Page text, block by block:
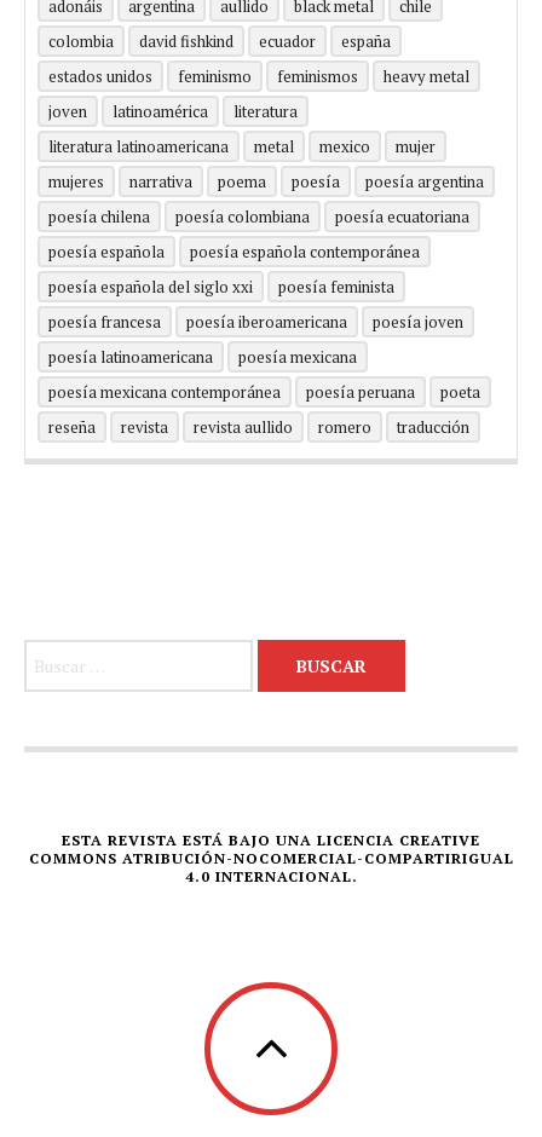
adonáis argentina aullido black metal
chile
colombia
david fishkind ecuador
españa
estados unidos
feminismo feminismos
heavy metal
joven
latinoamérica
literatura
literatura latinoamericana
metal mexico
mujer
mujeres
narrativa poema poesía
poesía argentina
poesía chilena
poesía colombiana
poesía ecuatoriana
poesía española
poesía española contemporánea
poesía española del siglo xxi
poesía feminista
poesía francesa
poesía iberoamericana
poesía joven
poesía latinoamericana
poesía mexicana
poesía mexicana contemporánea
poesía peruana
poeta
reseña
revista revista aullido romero traducción
ESTA REVISTA ESTÁ BAJO UNA LICENCIA CREATIVE
COMMONS ATRIBUCIÓN-NOCOMERCIAL-COMPARTIRIGUAL
4.0 INTERNACIONAL.